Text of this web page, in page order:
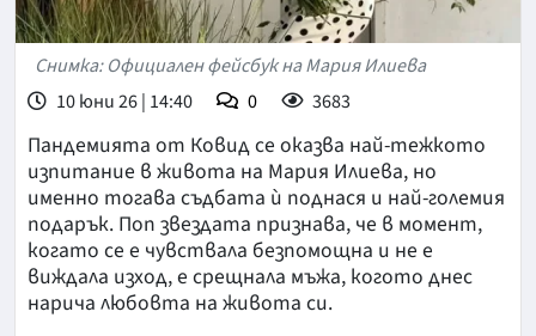
Снимка: Официален фейсбук на Мария Илиева
10 юни 26 | 14:40
0 3683
Пандемията от Ковид се оказва най-тежкото
изпитание в живота на Мария Илиева, но
именно тогава съдбата ѝ поднася и най-големия
подарък. Поп звездата признава, че в момент,
когато се е чувствала безпомощна и не е
виждала изход, е срещнала мъжа, когото днес
нарича любовта на живота си.